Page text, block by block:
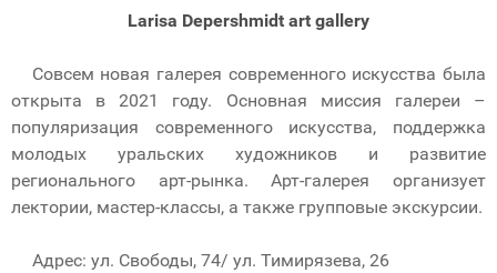
Larisa Depershmidt art gallery
Совсем новая галерея современного искусства была
открыта в 2021 году. Основная миссия галереи –
популяризация современного искусства, поддержка
молодых уральских художников и развитие
регионального арт-рынка. Арт-галерея организует
лектории, мастер-классы, а также групповые экскурсии.
Адрес: ул. Свободы, 74/ ул. Тимирязева, 26